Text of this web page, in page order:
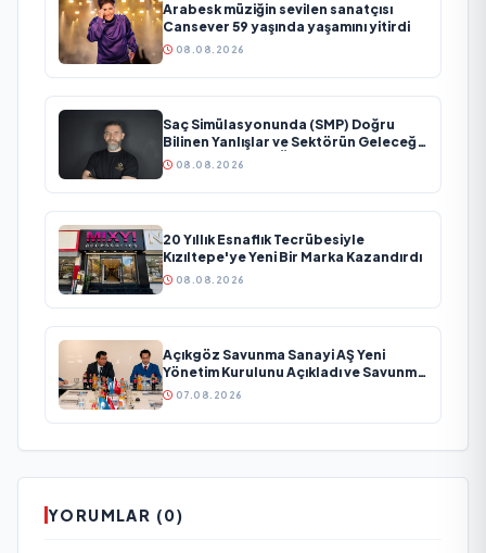
Arabesk müziğin sevilen sanatçısı
Cansever 59 yaşında yaşamını yitirdi
08.08.2026
Saç Simülasyonunda (SMP) Doğru
Bilinen Yanlışlar ve Sektörün Geleceği:
Onur Akdeniz ile Özel Röportaj
08.08.2026
20 Yıllık Esnaflık Tecrübesiyle
Kızıltepe'ye Yeni Bir Marka Kazandırdı
08.08.2026
Açıkgöz Savunma Sanayi AŞ Yeni
Yönetim Kurulunu Açıkladı ve Savunma
Sanayinde Küresel Vizyon Vurgusu
07.08.2026
YORUMLAR (0)